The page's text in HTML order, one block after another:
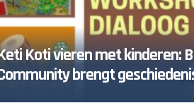
Koti vieren met kinderen:
brengt